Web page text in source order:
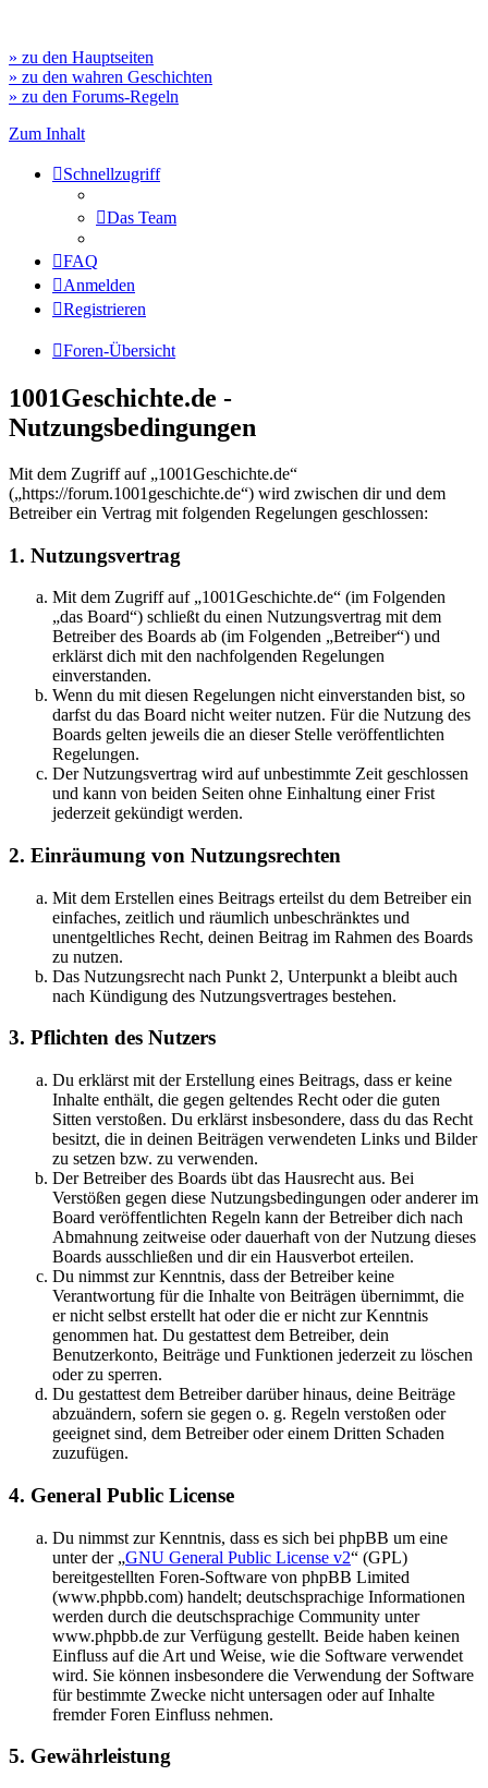
» zu den Hauptseiten
» zu den wahren Geschichten
» zu den Forums-Regeln
Zum Inhalt
Schnellzugriff
Das Team
FAQ
Anmelden
Registrieren
Foren-Übersicht
1001Geschichte.de -
Nutzungsbedingungen
Mit dem Zugriff auf „1001Geschichte.de“
(„https://forum.1001geschichte.de“) wird zwischen dir und dem
Betreiber ein Vertrag mit folgenden Regelungen geschlossen:
1. Nutzungsvertrag
Mit dem Zugriff auf „1001Geschichte.de“ (im Folgenden
„das Board“) schließt du einen Nutzungsvertrag mit dem
Betreiber des Boards ab (im Folgenden „Betreiber“) und
erklärst dich mit den nachfolgenden Regelungen
einverstanden.
Wenn du mit diesen Regelungen nicht einverstanden bist, so
darfst du das Board nicht weiter nutzen. Für die Nutzung des
Boards gelten jeweils die an dieser Stelle veröffentlichten
Regelungen.
Der Nutzungsvertrag wird auf unbestimmte Zeit geschlossen
und kann von beiden Seiten ohne Einhaltung einer Frist
jederzeit gekündigt werden.
2. Einräumung von Nutzungsrechten
Mit dem Erstellen eines Beitrags erteilst du dem Betreiber ein
einfaches, zeitlich und räumlich unbeschränktes und
unentgeltliches Recht, deinen Beitrag im Rahmen des Boards
zu nutzen.
Das Nutzungsrecht nach Punkt 2, Unterpunkt a bleibt auch
nach Kündigung des Nutzungsvertrages bestehen.
3. Pflichten des Nutzers
Du erklärst mit der Erstellung eines Beitrags, dass er keine
Inhalte enthält, die gegen geltendes Recht oder die guten
Sitten verstoßen. Du erklärst insbesondere, dass du das Recht
besitzt, die in deinen Beiträgen verwendeten Links und Bilder
zu setzen bzw. zu verwenden.
Der Betreiber des Boards übt das Hausrecht aus. Bei
Verstößen gegen diese Nutzungsbedingungen oder anderer im
Board veröffentlichten Regeln kann der Betreiber dich nach
Abmahnung zeitweise oder dauerhaft von der Nutzung dieses
Boards ausschließen und dir ein Hausverbot erteilen.
Du nimmst zur Kenntnis, dass der Betreiber keine
Verantwortung für die Inhalte von Beiträgen übernimmt, die
er nicht selbst erstellt hat oder die er nicht zur Kenntnis
genommen hat. Du gestattest dem Betreiber, dein
Benutzerkonto, Beiträge und Funktionen jederzeit zu löschen
oder zu sperren.
Du gestattest dem Betreiber darüber hinaus, deine Beiträge
abzuändern, sofern sie gegen o. g. Regeln verstoßen oder
geeignet sind, dem Betreiber oder einem Dritten Schaden
zuzufügen.
4. General Public License
Du nimmst zur Kenntnis, dass es sich bei phpBB um eine
unter der „GNU General Public License v2“ (GPL)
bereitgestellten Foren-Software von phpBB Limited
(www.phpbb.com) handelt; deutschsprachige Informationen
werden durch die deutschsprachige Community unter
www.phpbb.de zur Verfügung gestellt. Beide haben keinen
Einfluss auf die Art und Weise, wie die Software verwendet
wird. Sie können insbesondere die Verwendung der Software
für bestimmte Zwecke nicht untersagen oder auf Inhalte
fremder Foren Einfluss nehmen.
5. Gewährleistung